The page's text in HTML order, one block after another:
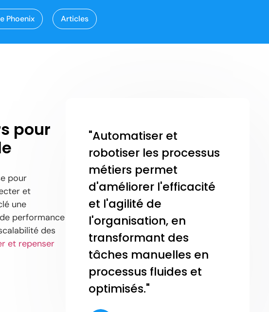
Phoenix Articles
pour
pour
et
une
performance
des
et repenser
"Automatiser et
robotiser les processus
métiers permet
d'améliorer l'efficacité
et l'agilité de
l'organisation, en
transformant des
tâches manuelles en
processus fluides et
optimisés."